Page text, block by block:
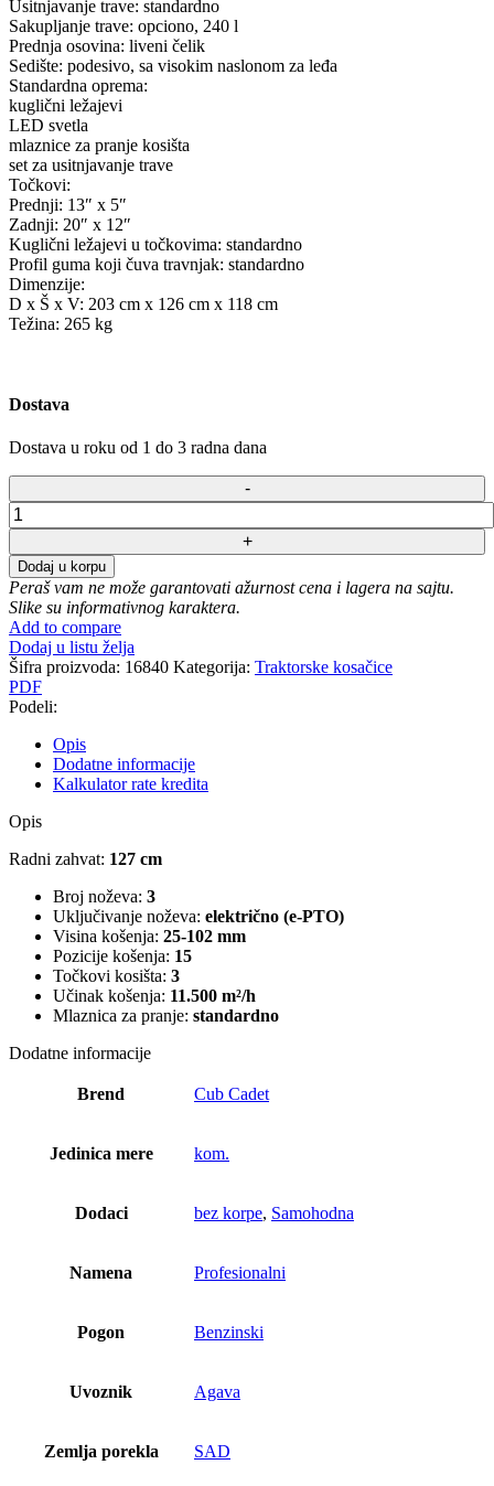
Usitnjavanje trave: standardno
Sakupljanje trave: opciono, 240 l
Prednja osovina: liveni čelik
Sedište: podesivo, sa visokim naslonom za leđa
Standardna oprema:
kuglični ležajevi
LED svetla
mlaznice za pranje kosišta
set za usitnjavanje trave
Točkovi:
Prednji: 13″ x 5″
Zadnji: 20″ x 12″
Kuglični ležajevi u točkovima: standardno
Profil guma koji čuva travnjak: standardno
Dimenzije:
D x Š x V: 203 cm x 126 cm x 118 cm
Težina: 265 kg
Dostava
Dostava u roku od 1 do 3 radna dana
Motorna
traktorska
kosačica
Cub
cadet
XZ6
S127
količina
Dodaj u korpu
Peraš vam ne može garantovati ažurnost cena i lagera na sajtu.
Slike su informativnog karaktera.
Add to compare
Dodaj u listu želja
Šifra proizvoda: 16840 Kategorija: Traktorske kosačice
PDF
Podeli:
Opis
Dodatne informacije
Kalkulator rate kredita
Opis
Radni zahvat: 127 cm
Broj noževa: 3
Uključivanje noževa: električno (e-PTO)
Visina košenja: 25-102 mm
Pozicije košenja: 15
Točkovi kosišta: 3
Učinak košenja: 11.500 m²/h
Mlaznica za pranje: standardno
Dodatne informacije
Brend Cub Cadet
Jedinica mere kom.
Dodaci bez korpe, Samohodna
Namena Profesionalni
Pogon Benzinski
Uvoznik Agava
Zemlja porekla SAD